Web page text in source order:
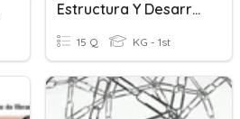
Estructura Y Desarrollo Del Ensayo
15 Q KG - 1st